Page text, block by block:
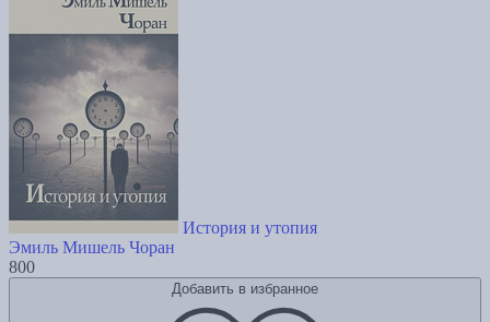
История и утопия
Эмиль Мишель Чоран
800
Добавить в избранное